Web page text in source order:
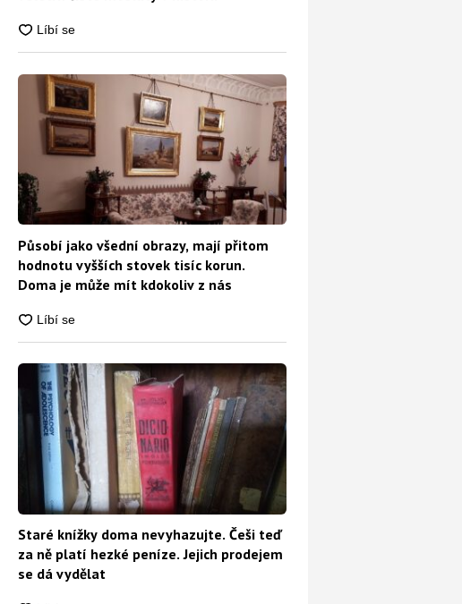
Působí jako všední obrazy, mají přitom
hodnotu vyšších stovek tisíc korun.
Doma je může mít kdokoliv z nás
Staré knížky doma nevyhazujte. Češi teď
za ně platí hezké peníze. Jejich prodejem
se dá vydělat